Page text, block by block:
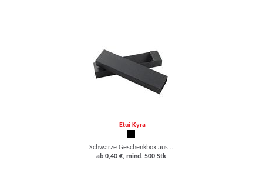
Etui Kyra
Schwarze Geschenkbox aus ...
ab 0,40 €, mind. 500 Stk.